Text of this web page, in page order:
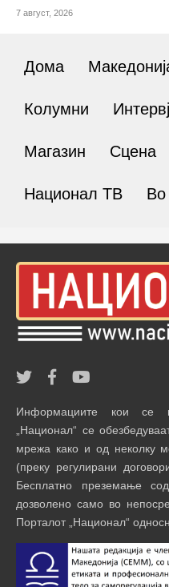
7 август, 2026
Дома
Колумни
Магазин Сцена
Национал ТВ
Информациите кои се
„Национал“ се
мрежа како и од неколку
(преку регулирани
Бесплатно преземање
дозволено само во
Порталот „Национал“